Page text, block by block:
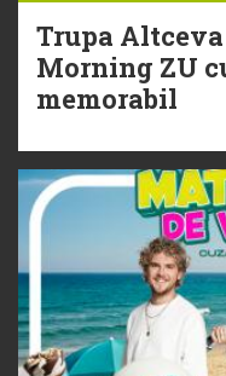
20 Iulie
Torpedoul lui
Trupa
Morning ZU
memorabil